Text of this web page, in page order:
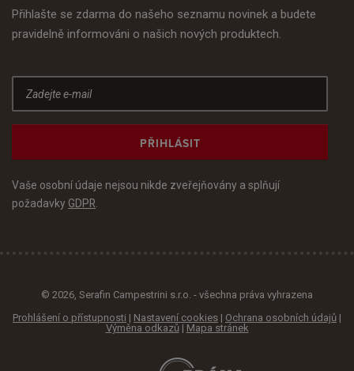
Přihlašte se zdarma do našeho seznamu novinek a budete
pravidelně informováni o našich nových produktech.
PŘIHLÁSIT
Vaše osobní údaje nejsou nikde zveřejňovány a splňují
požadavky GDPR
© 2026, Serafin Campestrini s.r.o. - všechna práva vyhrazena
Prohlášení o přístupnosti | Nastavení cookies | Ochrana osobních údajů |
Výměna odkazů | Mapa stránek